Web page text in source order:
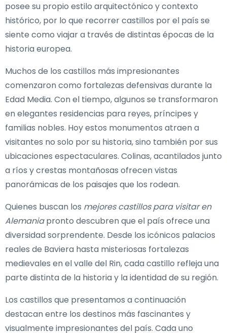
posee su propio estilo arquitectónico y contexto
histórico, por lo que recorrer castillos por el país se
siente como viajar a través de distintas épocas de la
historia europea.
Muchos de los castillos más impresionantes
comenzaron como fortalezas defensivas durante la
Edad Media. Con el tiempo, algunos se transformaron
en elegantes residencias para reyes, príncipes y
familias nobles. Hoy estos monumentos atraen a
visitantes no solo por su historia, sino también por sus
ubicaciones espectaculares. Colinas, acantilados junto
a ríos y crestas montañosas ofrecen vistas
panorámicas de los paisajes que los rodean.
Quienes buscan los mejores castillos para visitar en
Alemaniapronto descubren que el país ofrece una
diversidad sorprendente. Desde los icónicos palacios
reales de Baviera hasta misteriosas fortalezas
medievales en el valle del Rin, cada castillo refleja una
parte distinta de la historia y la identidad de su región.
Los castillos que presentamos a continuación
destacan entre los destinos más fascinantes y
visualmente impresionantes del país. Cada uno